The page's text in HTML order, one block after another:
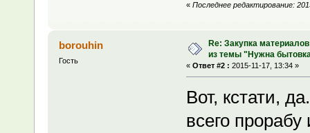
« Последнее редактирование:
borouhin
Гость
Re: Закупка
из темы "Нужна
« Ответ #2 : 2015-11-17, 13:34 »
Вот, кстати,
всего